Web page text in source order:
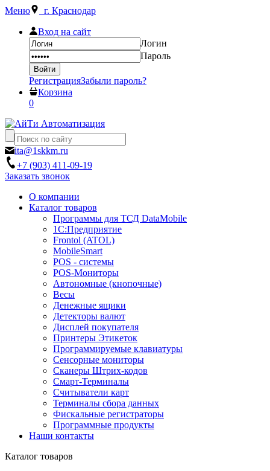
Меню г. Краснодар
Вход на сайт
Логин
Пароль
РегистрацияЗабыли пароль?
Корзина
0
ita@1skkm.ru
+7 (903) 411-09-19
Заказать звонок
О компании
Каталог товаров
Программы для ТСД DataMobile
1С:Предприятие
Frontol (ATOL)
MobileSmart
POS - системы
POS-Мониторы
Автономные (кнопочные)
Весы
Денежные ящики
Детекторы валют
Дисплей покупателя
Принтеры Этикеток
Программируемые клавиатуры
Сенсорные мониторы
Сканеры Штрих-кодов
Смарт-Терминалы
Считыватели карт
Терминалы сбора данных
Фискальные регистраторы
Программные продукты
Наши контакты
Каталог товаров